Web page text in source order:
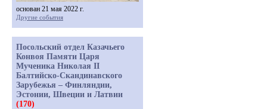
основан 21 мая 2022 г.
Другие события
Посольский отдел Казачьего
Конвоя Памяти Царя
Мученика Николая II
Балтийско-Скандинавского
Зарубежья – Финляндии,
Эстонии, Швеции и Латвии
(170)